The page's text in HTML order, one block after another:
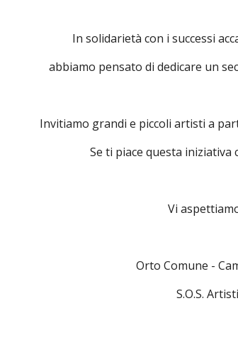
In solidarietà con i successi
abbiamo pensato di dedicare un
Invitiamo grandi e piccoli artisti a
Se ti piace questa iniziativa
Vi
Orto Comune -
S.O.S.